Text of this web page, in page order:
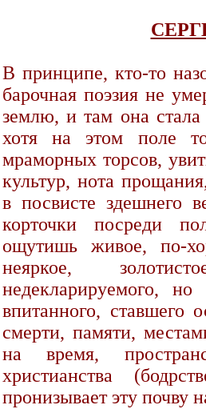
В принципе, кто-то
барочная поэзия не
землю, и там она
хотя на этом поле
мраморных торсов,
культур, нота
в посвисте здешнего
корточки посреди
ощутишь живое, по-
неяркое,
недекларируемого, но
впитанного, ставшего
смерти, памяти,
на время,
христианства
пронизывает эту почву